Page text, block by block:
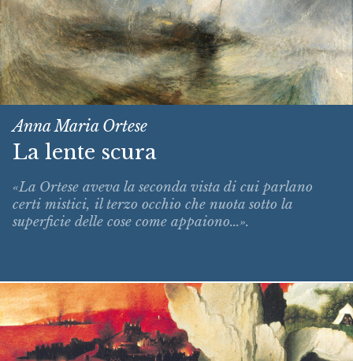
Anna Maria Ortese
La lente scura
«La Ortese aveva la seconda vista di cui parlano
certi mistici, il terzo occhio che nuota sotto la
superficie delle cose come appaiono...».